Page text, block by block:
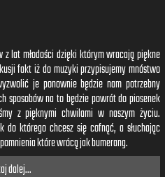
lat młodości dzięki którym wracają piękne
fakt iż do muzyki przypisujemy mnóstwo
je ponownie będzie nam potrzebny
sposobów na to będzie powrót do piosenek
z pięknymi chwilami w naszym życiu.
do którego chcesz się cofnąć, a słuchając
które wrócą jak bumerang.
dalej...